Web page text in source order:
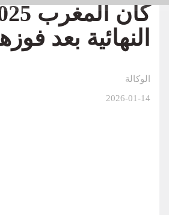
النهائية بعد
الوكالة
2026-01-14